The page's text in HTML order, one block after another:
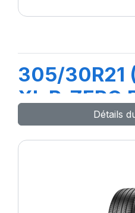
305/30R21
XL P-ZERO
ELT
Détails